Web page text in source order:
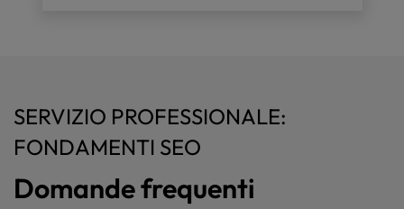
SERVIZIO PROFESSIONALE:
FONDAMENTI SEO
Domande frequenti